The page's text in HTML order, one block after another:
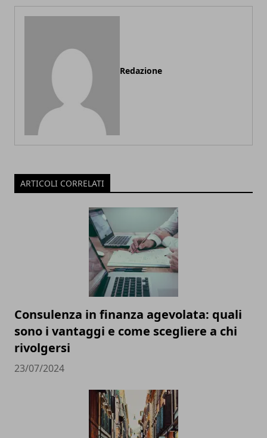
Redazione
ARTICOLI CORRELATI
Consulenza in finanza agevolata: quali
sono i vantaggi e come scegliere a chi
rivolgersi
23/07/2024